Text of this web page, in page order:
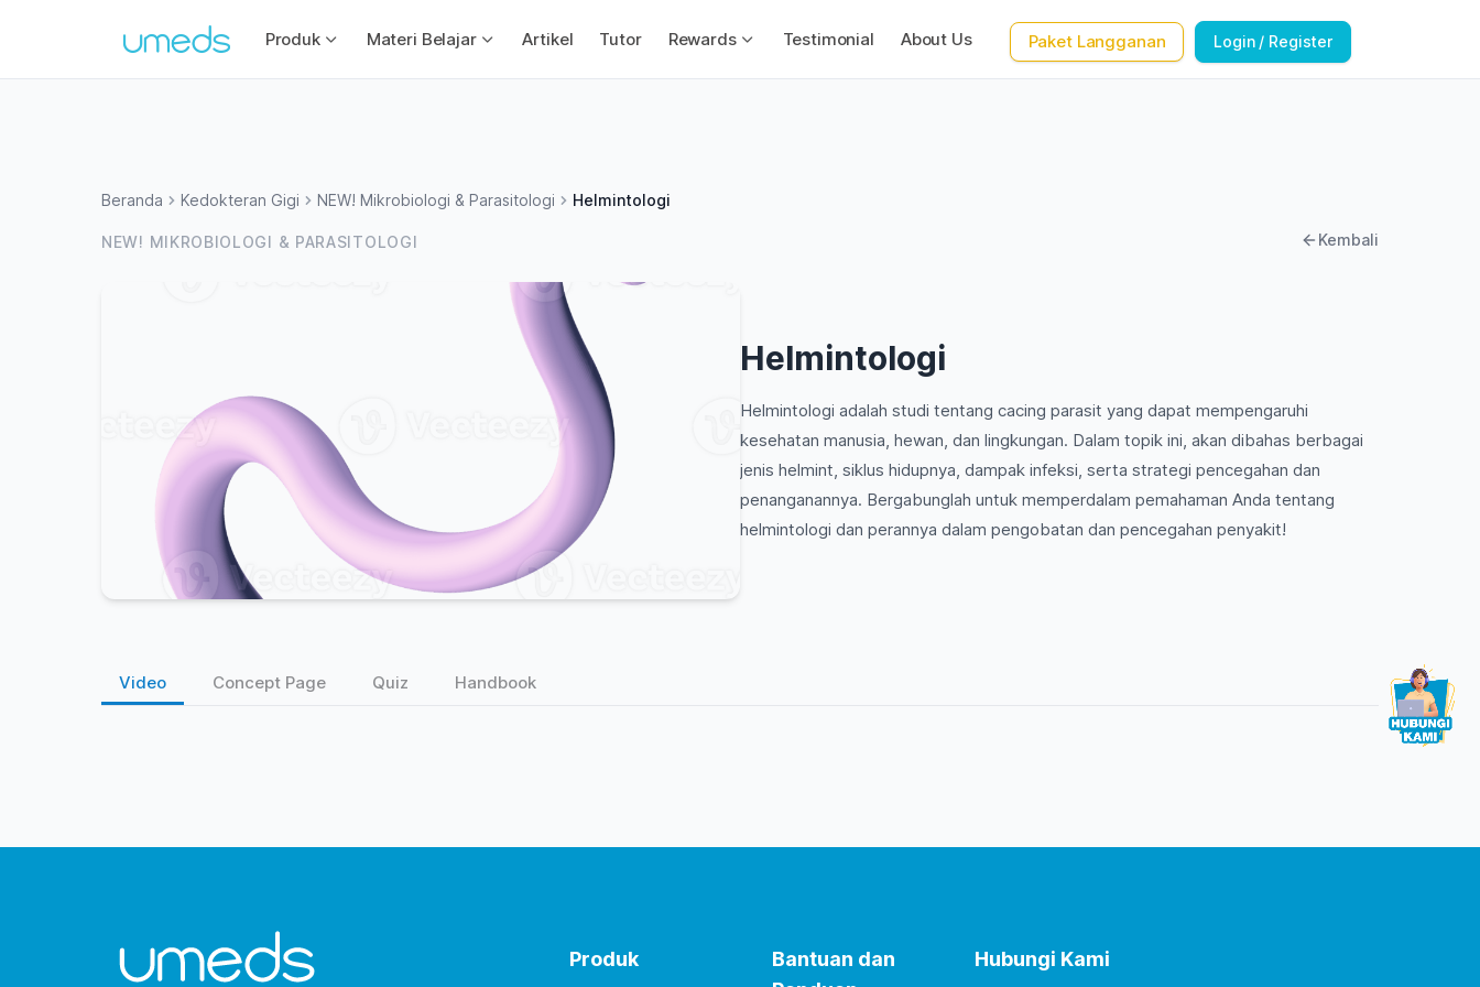
Produk Materi Belajar Artikel Tutor Rewards Testimonial About Us Paket Langganan Login / Register
Beranda Kedokteran Gigi NEW! Mikrobiologi & Parasitologi Helmintologi
NEW! MIKROBIOLOGI & PARASITOLOGI Kembali
Helmintologi
Helmintologi adalah studi tentang cacing parasit yang dapat mempengaruhi
kesehatan manusia, hewan, dan lingkungan. Dalam topik ini, akan dibahas berbagai
jenis helmint, siklus hidupnya, dampak infeksi, serta strategi pencegahan dan
penanganannya. Bergabunglah untuk memperdalam pemahaman Anda tentang
helmintologi dan perannya dalam pengobatan dan pencegahan penyakit!
Video Concept Page Quiz Handbook
Produk
Bantuan dan
Hubungi Kami